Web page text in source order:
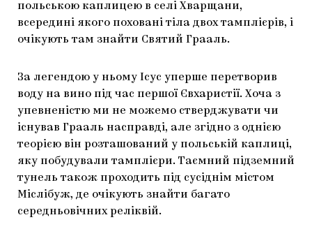
ГАЛЕРЕЇ
АРТЦЕНТРИ
КНИЖКИ І ЖУРНАЛИ
ЯК ПІДТРИМУВАТИ УКРАЇНСЬКЕ МИСТЕЦТВО
МАРІУПОЛЬСЬКІ МАРГІНАЛІЇ
польською каплицею в селі Хварщани,
всередині якого поховані тіла двох тамплієрів, і
очікують там знайти Святий Грааль.
За легендою у ньому Ісус уперше перетворив
воду на вино під час першої Євхаристії. Хоча з
упевненістю ми не можемо стверджувати чи
існував Грааль насправді, але згідно з однією
теорією він розташований у польській каплиці,
яку побудували тамплієри. Таємний підземний
тунель також проходить під сусіднім містом
Міслібуж, де очікують знайти багато
середньовічних реліквій.